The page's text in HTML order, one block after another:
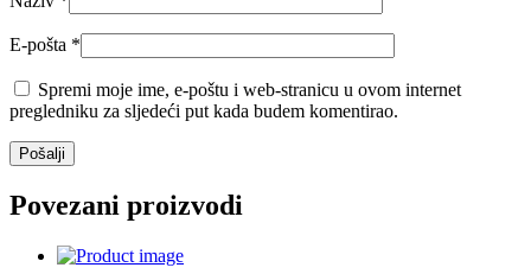
E-pošta *
Spremi moje ime, e-poštu i web-stranicu u ovom internet
pregledniku za sljedeći put kada budem komentirao.
Povezani proizvodi